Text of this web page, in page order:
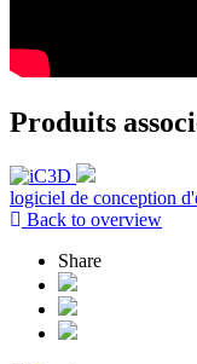
Produits
logiciel de conception
Back to overview
Share